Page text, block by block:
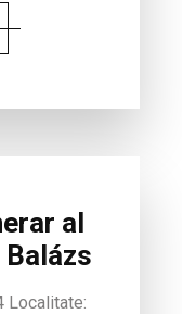
al
Localitate: